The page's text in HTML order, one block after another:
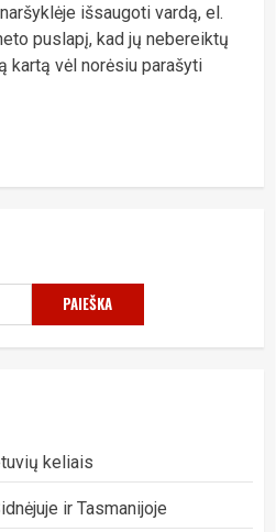
išsaugoti vardą, el.
puslapį, kad jų nebereiktų
kartą vėl norėsiu parašyti
PAIEŠKA
keliais
ir Tasmanijoje